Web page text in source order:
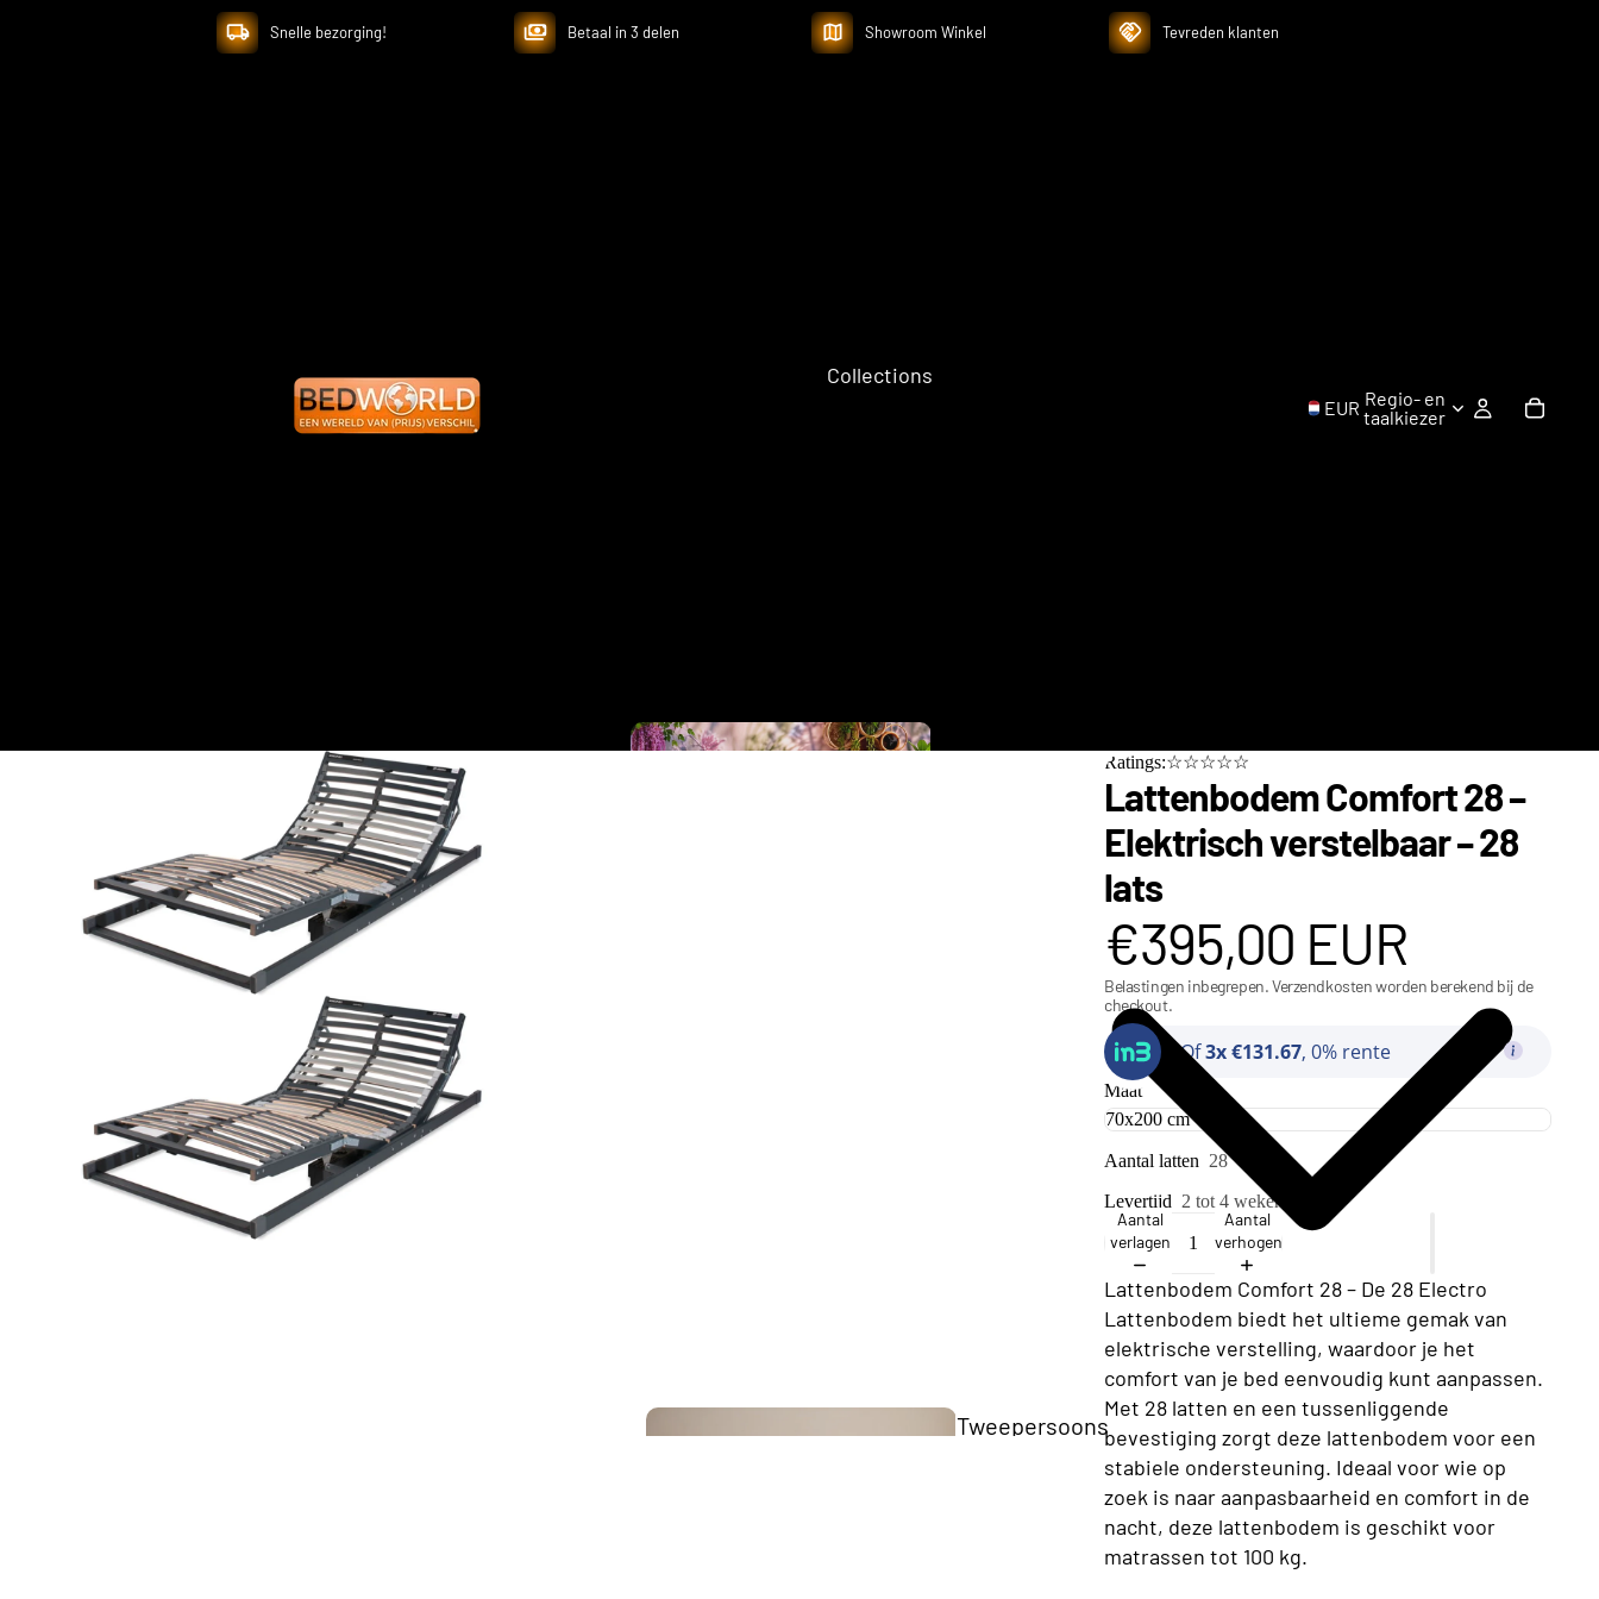
Snelle bezorging! Betaal in 3 delen Showroom Winkel Tevreden klanten
Collections
Business Class
Tweepersoons
EUR Regio- en
taalkiezer
Ratings:☆☆☆☆☆
Lattenbodem Comfort 28 –
Elektrisch verstelbaar – 28
lats
€395,00 EUR
Belastingen inbegrepen. Verzendkosten worden berekend bij de
checkout.
Of3x €131.67, 0% rente
Maat
Aantal latten 28
Levertijd 2 tot 4 weken
Aantal
verlagen
Aantal
verhogen
Lattenbodem Comfort 28 – De 28 Electro
Lattenbodem biedt het ultieme gemak van
elektrische verstelling, waardoor je het
comfort van je bed eenvoudig kunt aanpassen.
Met 28 latten en een tussenliggende
bevestiging zorgt deze lattenbodem voor een
stabiele ondersteuning. Ideaal voor wie op
zoek is naar aanpasbaarheid en comfort in de
nacht, deze lattenbodem is geschikt voor
matrassen tot 100 kg.